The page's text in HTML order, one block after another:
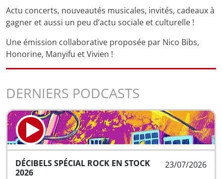
Actu concerts, nouveautés musicales, invités, cadeaux à
gagner et aussi un peu d’actu sociale et culturelle !
Une émission collaborative proposée par Nico Bibs,
Honorine, Manyifu et Vivien !
DERNIERS PODCASTS
23/07/2026
DÉCIBELS SPÉCIAL ROCK EN STOCK
2026